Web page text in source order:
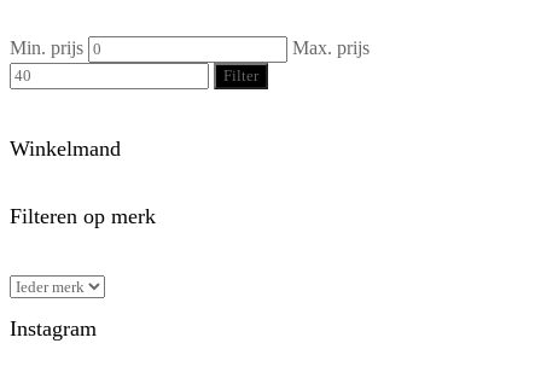
Min. prijs Max. prijs
Filter
Winkelmand
Filteren op merk
Instagram